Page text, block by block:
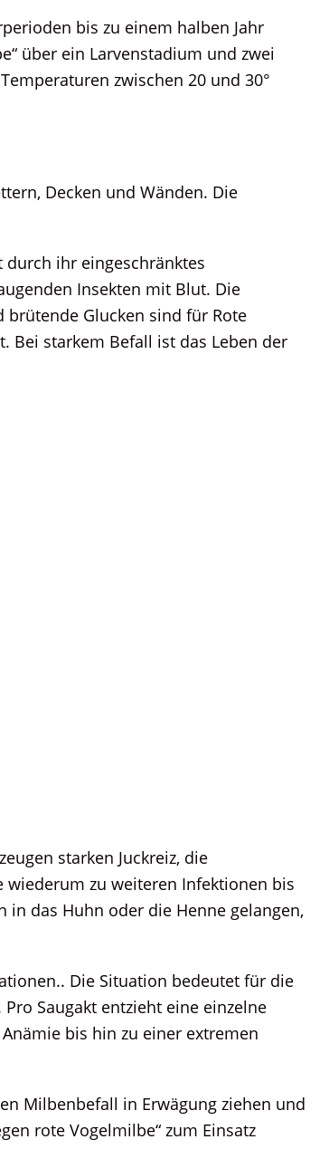
bis zu einem halben Jahr
über ein Larvenstadium und zwei
zwischen 20 und 30°
Decken und Wänden. Die
ihr eingeschränktes
Insekten mit Blut. Die
brütende Glucken sind für Rote
Bei starkem Befall ist das Leben der
starken Juckreiz, die
wiederum zu weiteren Infektionen bis
das Huhn oder die Henne gelangen,
Die Situation bedeutet für die
Saugakt entzieht eine einzelne
bis hin zu einer extremen
Milbenbefall in Erwägung ziehen und
rote Vogelmilbe“ zum Einsatz